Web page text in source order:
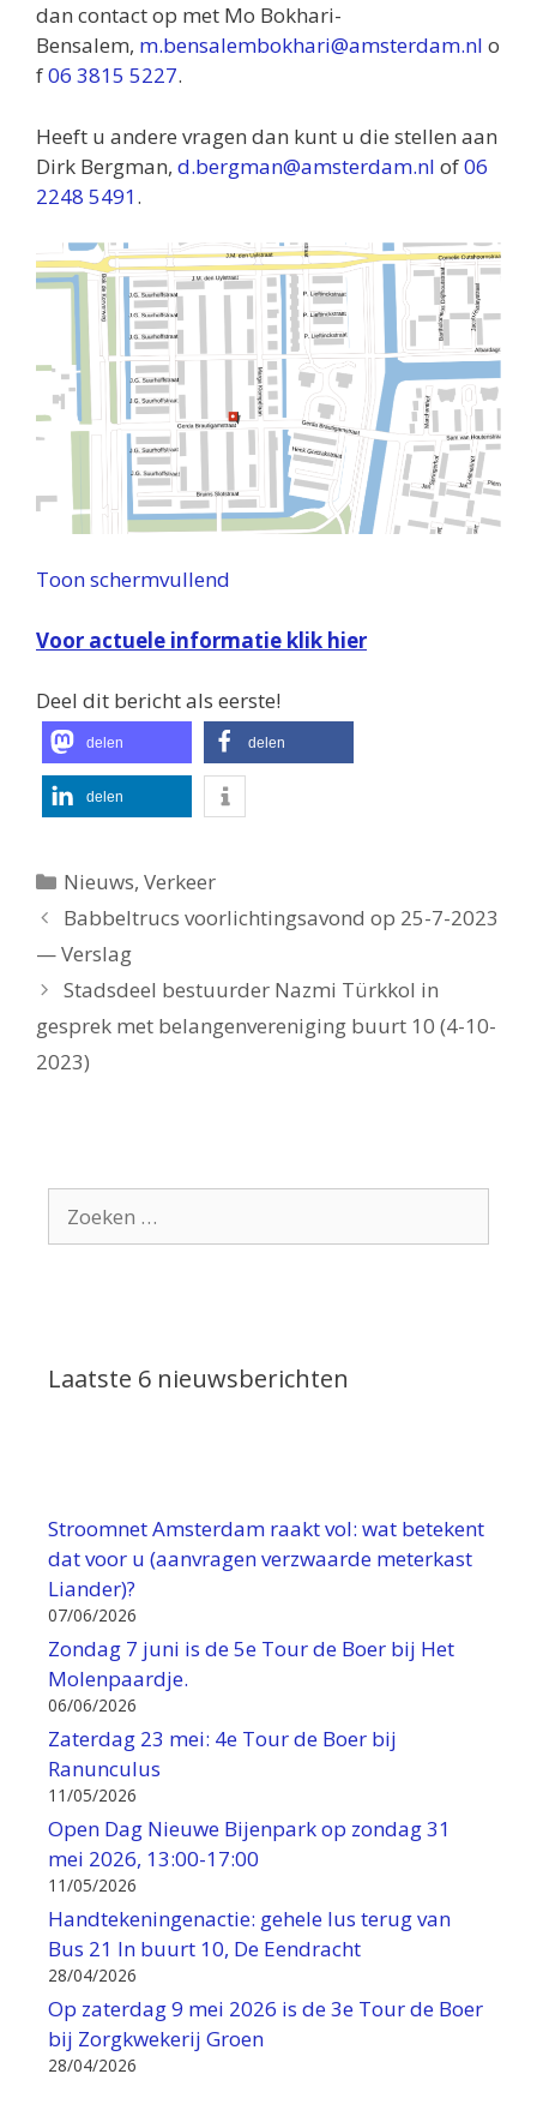
dan contact op met Mo Bokhari-
Bensalem, m.bensalembokhari@amsterdam.nl o
f06 3815 5227.
Heeft u andere vragen dan kunt u die stellen aan
Dirk Bergman, d.bergman@amsterdam.nl of06
2248 5491.
Toon schermvullend
Voor actuele informatie klik hier
Deel dit bericht als eerste!
delen delen
delen
Categorieën
Nieuws,Verkeer
Babbeltrucs voorlichtingsavond op 25-7-2023
— Verslag
Stadsdeel bestuurder Nazmi Türkkol in
gesprek met belangenvereniging buurt 10 (4-10-
2023)
naar:
Laatste 6 nieuwsberichten
Stroomnet Amsterdam raakt vol: wat betekent
dat voor u (aanvragen verzwaarde meterkast
Liander)?
07/06/2026
Zondag 7 juni is de 5e Tour de Boer bij Het
Molenpaardje.
06/06/2026
Zaterdag 23 mei: 4e Tour de Boer bij
Ranunculus
11/05/2026
Open Dag Nieuwe Bijenpark op zondag 31
mei 2026, 13:00-17:00
11/05/2026
Handtekeningenactie: gehele lus terug van
Bus 21 In buurt 10, De Eendracht
28/04/2026
Op zaterdag 9 mei 2026 is de 3e Tour de Boer
bij Zorgkwekerij Groen
28/04/2026